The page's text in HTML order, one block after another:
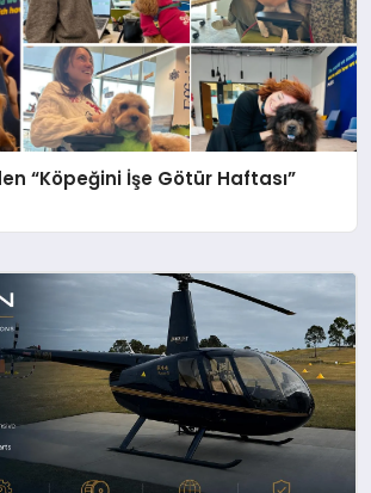
“Köpeğini İşe Götür Haftası”